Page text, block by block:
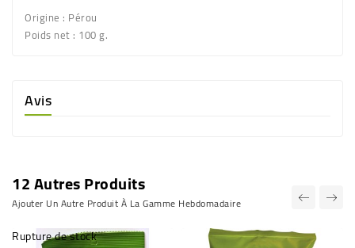
Origine : Pérou
Poids net : 100 g.
Avis
12 Autres Produits
Ajouter Un Autre Produit À La Gamme Hebdomadaire
Rupture de stock